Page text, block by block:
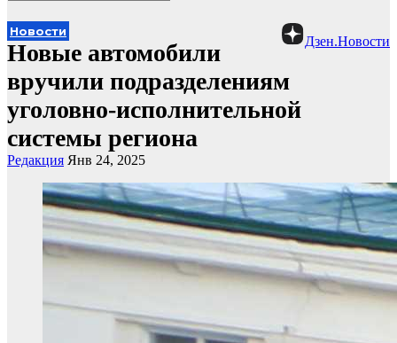
Дзен.Новости
Новости
Новые автомобили
вручили подразделениям
уголовно-исполнительной
системы региона
Редакция Янв 24, 2025